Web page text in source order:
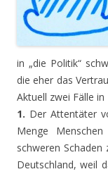
in „die Politik“
die eher das
Aktuell zwei Fälle in
1. Der Attentäter
Menge
schweren
Deutschland, weil